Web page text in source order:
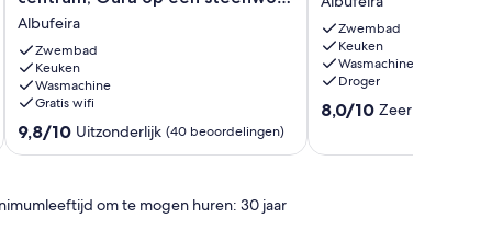
zwembad,
tennis,
wifi,
stranden,
oud
centrum,
Oura
afstand.
afstand.
Albufeira
Zwembad
Keuken
Wasmachine
Gratis wifi
9.8
(40
9,8/10 Uitzonderlijk (40 beoordelingen)
zwembad
luxe
appartement
met
balkon
Albufeira
Zwembad
Keuken
Wasmachine
Droger
8.0
8,0/10 Zeer goed
om te mogen huren: 30 jaar